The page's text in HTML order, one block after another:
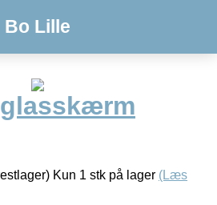
Bo Lille
Kun 1 stk på lager (Læs